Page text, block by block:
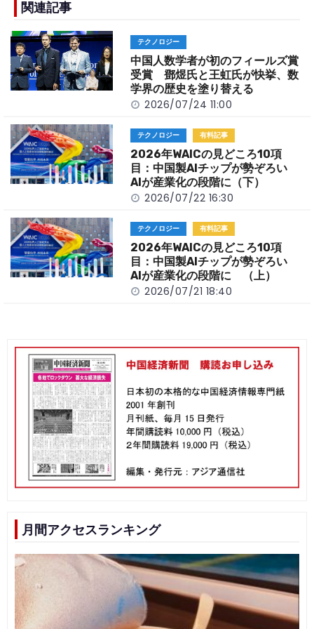
b
o
o
k
n
k
関連記事
テクノロジー
中国人数学者が初のフィールズ賞
受賞 鄧煜氏と王虹氏が快挙、数
学界の歴史を塗り替える
2026/07/24 11:00
テクノロジー 有料記事
2026年WAICの見どころ10項
目：中国製AIチップが勢ぞろい
AIが産業化の段階に（下）
2026/07/22 16:30
テクノロジー 有料記事
2026年WAICの見どころ10項
目：中国製AIチップが勢ぞろい
AIが産業化の段階に （上）
2026/07/21 18:40
月間アクセスランキング